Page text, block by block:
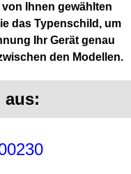
Ihnen gewählten
das Typenschild, um
Ihr Gerät genau
den Modellen.
aus: